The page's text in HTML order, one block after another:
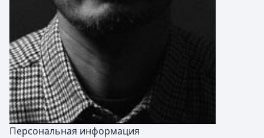
Персональная информация